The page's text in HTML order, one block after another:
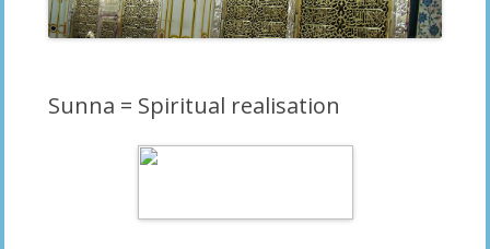
Sunna = Spiritual realisation